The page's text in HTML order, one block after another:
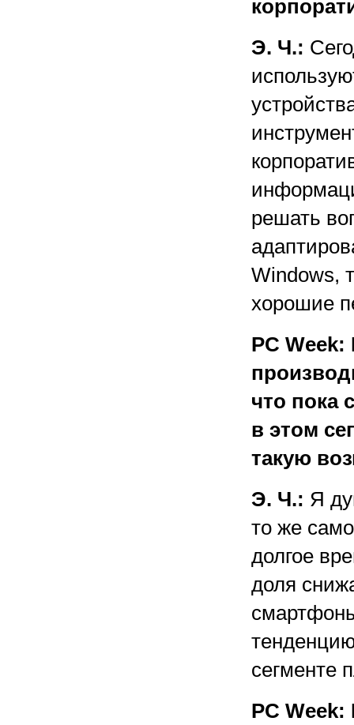
Э. Ч.:
решать
Windows,
хорошие
PC
что пока
в этом
такую
Э. Ч.: Я
то же
долгое
доля
сегменте
PC